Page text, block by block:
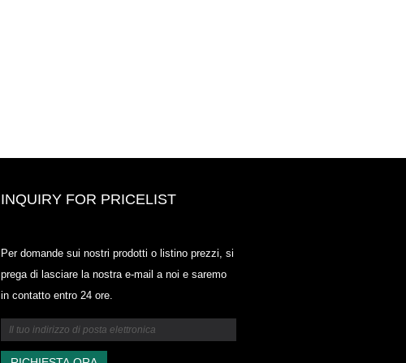
INQUIRY FOR PRICELIST
Per domande sui nostri prodotti o listino prezzi, si
prega di lasciare la nostra e-mail a noi e saremo
in contatto entro 24 ore.
Odowell-Market Price List-2025.6.14-
2025.07.25